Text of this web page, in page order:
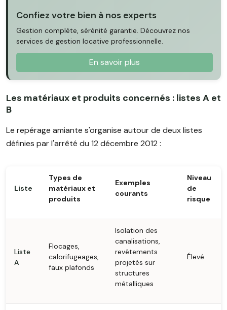
Confiez votre bien à nos experts
Gestion complète, sérénité garantie. Découvrez nos
services de gestion locative professionnelle.
En savoir plus
Les matériaux et produits concernés : listes A et
B
Le repérage amiante s'organise autour de deux listes
définies par l'arrêté du 12 décembre 2012 :
Liste
Types de
matériaux et
produits
Exemples
courants
Niveau
de
risque
Liste
A
Flocages,
calorifugeages,
faux plafonds
Isolation des
canalisations,
revêtements
projetés sur
structures
métalliques
Élevé